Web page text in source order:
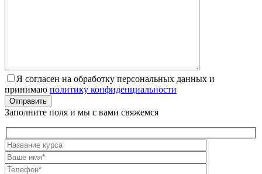
Я согласен на обработку персональных данных и
принимаю политику конфиденциальности
Отправить
Заполните поля и мы с вами свяжемся